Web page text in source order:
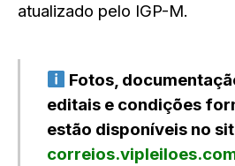
atualizado pelo IGP-M.
Fotos,
editais e condições
estão disponíveis no